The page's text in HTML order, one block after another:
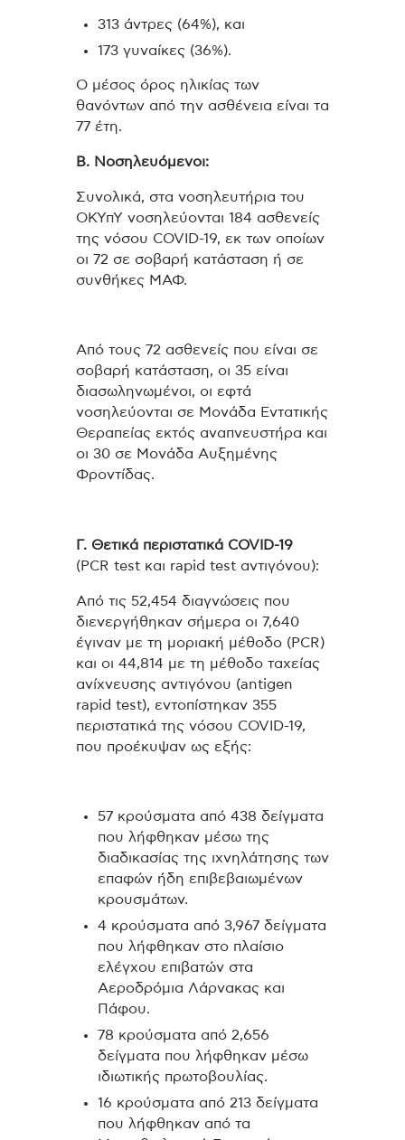
313 άντρες (64%), και
173 γυναίκες (36%).
Ο μέσος όρος ηλικίας των
θανόντων από την ασθένεια είναι τα
77 έτη.
Β. Νοσηλευόμενοι:
Συνολικά, στα νοσηλευτήρια του
ΟΚΥπΥ νοσηλεύονται 184 ασθενείς
της νόσου COVID-19, εκ των οποίων
οι 72 σε σοβαρή κατάσταση ή σε
συνθήκες ΜΑΦ.
Από τους 72 ασθενείς που είναι σε
σοβαρή κατάσταση, οι 35 είναι
διασωληνωμένοι, οι εφτά
νοσηλεύονται σε Μονάδα Εντατικής
Θεραπείας εκτός αναπνευστήρα και
οι 30 σε Μονάδα Αυξημένης
Φροντίδας.
Γ. Θετικά περιστατικά COVID-19
(PCR test και rapid test αντιγόνου):
Από τις 52,454 διαγνώσεις που
διενεργήθηκαν σήμερα οι 7,640
έγιναν με τη μοριακή μέθοδο (PCR)
και οι 44,814 με τη μέθοδο ταχείας
ανίχνευσης αντιγόνου (antigen
rapid test), εντοπίστηκαν 355
περιστατικά της νόσου COVID-19,
που προέκυψαν ως εξής:
57 κρούσματα από 438 δείγματα
που λήφθηκαν μέσω της
διαδικασίας της ιχνηλάτησης των
επαφών ήδη επιβεβαιωμένων
κρουσμάτων.
4 κρούσματα από 3,967 δείγματα
που λήφθηκαν στο πλαίσιο
ελέγχου επιβατών στα
Αεροδρόμια Λάρνακας και
Πάφου.
78 κρούσματα από 2,656
δείγματα που λήφθηκαν μέσω
ιδιωτικής πρωτοβουλίας.
16 κρούσματα από 213 δείγματα
που λήφθηκαν από τα